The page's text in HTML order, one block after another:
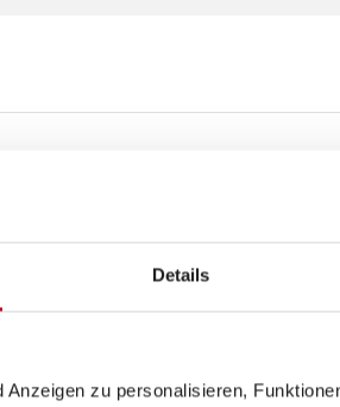
Details
zu personalisieren,